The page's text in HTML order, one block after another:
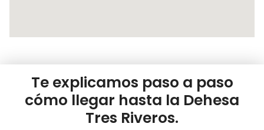
Te explicamos paso a paso
cómo llegar hasta la Dehesa
Tres Riveros.